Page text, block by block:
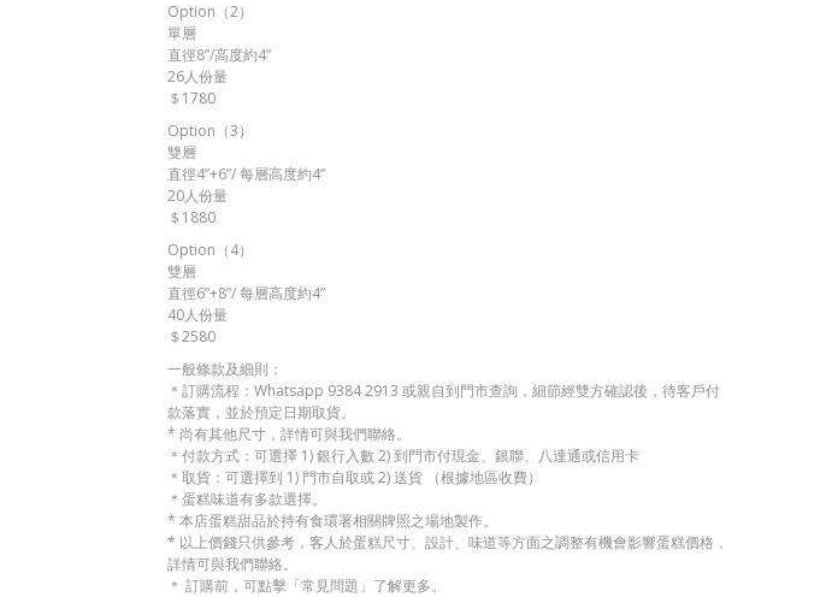
Option（2）
單層
直徑8”/高度約4”
26人份量
＄1780
Option（3）
雙層
直徑4”+6”/ 每層高度約4”
20人份量
＄1880
Option（4）
雙層
直徑6”+8”/ 每層高度約4”
40人份量
＄2580
一般條款及細則：
＊訂購流程：Whatsapp 9384 2913 或親自到門市查詢，細節經雙方確認後，待客戶付
款落實，並於預定日期取貨。
* 尚有其他尺寸，詳情可與我們聯絡。
＊付款方式：可選擇 1) 銀行入數 2) 到門市付現金、銀聯、八達通或信用卡
＊取貨：可選擇到 1) 門市自取或 2) 送貨 （根據地區收費）
＊蛋糕味道有多款選擇。
* 本店蛋糕甜品於持有食環署相關牌照之場地製作。
* 以上價錢只供參考，客人於蛋糕尺寸、設計、味道等方面之調整有機會影響蛋糕價格，
詳情可與我們聯絡。
＊ 訂購前，可點擊「常見問題」了解更多。